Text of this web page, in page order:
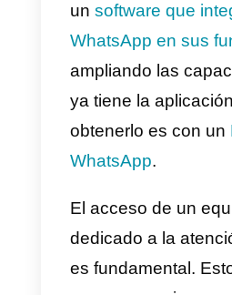
La clave está
herramientas
utilizarlas
correcta
entrenar al
es lo primero,
tener
WhatsApp